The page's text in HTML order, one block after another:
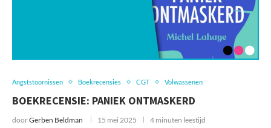
Angststoornissen Boekrecensies CGT Volwassenen
BOEKRECENSIE: PANIEK ONTMASKERD
doorGerben Beldman 15 mei 2025 4 minuten leestijd